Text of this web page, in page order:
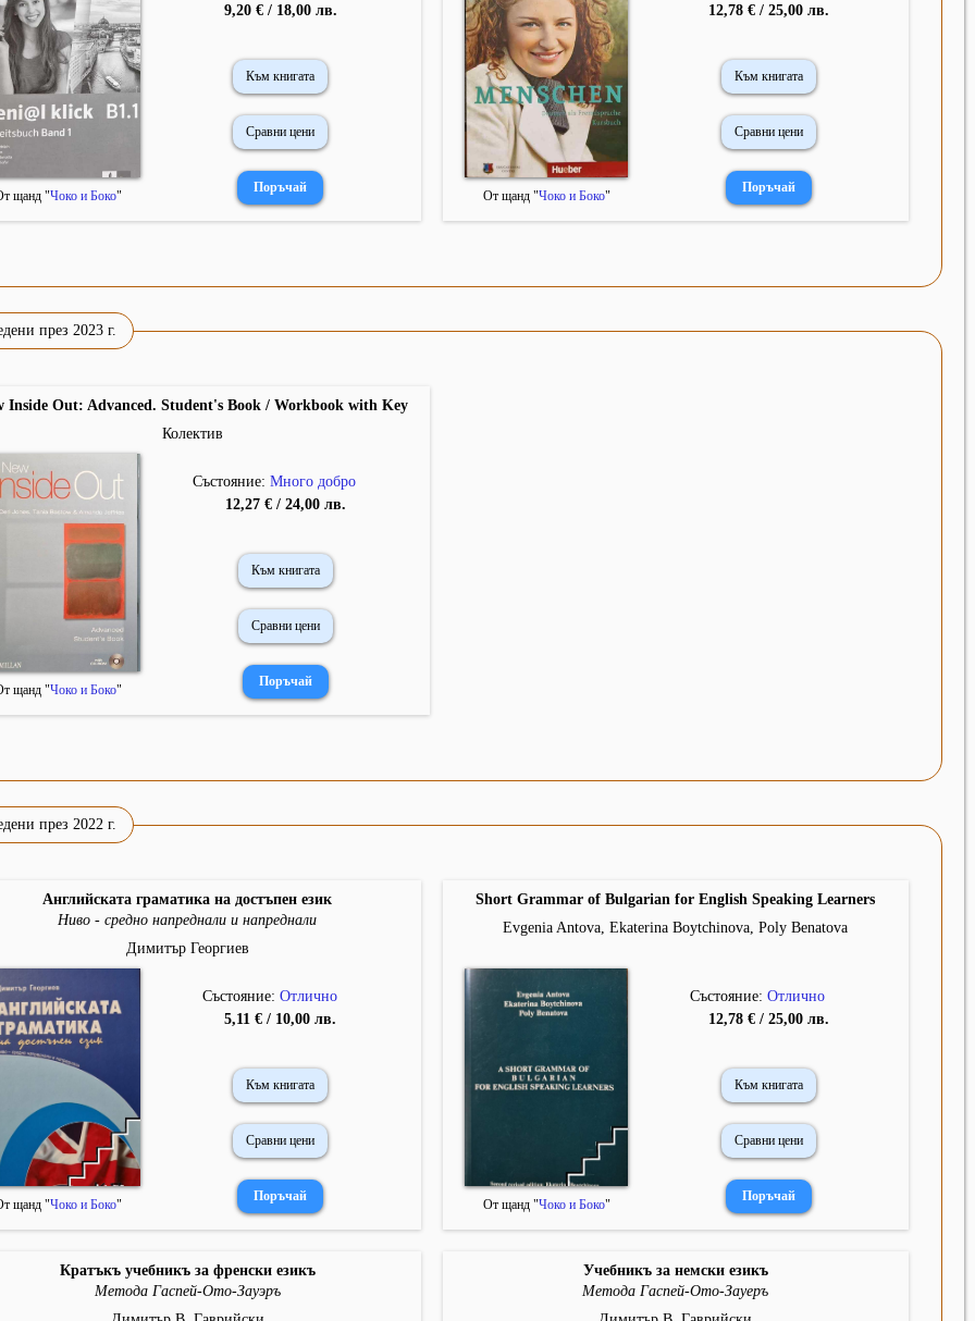
щанд "Чоко и Боко"
9,20 € / 18,00 лв.
Към книгата
Сравни цени
От щанд "Чоко и Боко"
12,78 € / 25,00 лв.
Към книгата
Сравни цени
през 2023 г.
Inside Out: Advanced. Student's Book / Workbook with Key
Колектив
щанд "Чоко и Боко"
Състояние:Много добро
12,27 € / 24,00 лв.
Към книгата
Сравни цени
през 2022 г.
Английската граматика на достъпен език
Ниво - средно напреднали и напреднали
Димитър Георгиев
щанд "Чоко и Боко"
Състояние: Отлично
5,11 € / 10,00 лв.
Към книгата
Сравни цени
Short Grammar of Bulgarian for English Speaking Learners
Evgenia Antova, Ekaterina Boytchinova, Poly Benatova
От щанд "Чоко и Боко"
Състояние:Отлично
12,78 € / 25,00 лв.
Към книгата
Сравни цени
Кратъкъ учебникъ за френски езикъ
Метода Гаспей-Ото-Зауэръ
Учебникъ за немски езикъ
Метода Гаспей-Ото-Зауеръ